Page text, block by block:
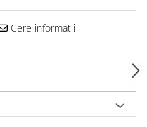
Cere informatii